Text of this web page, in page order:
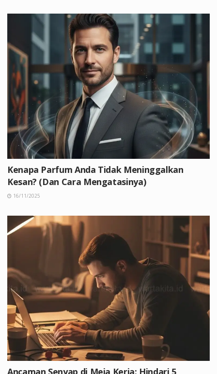
Kenapa Parfum Anda Tidak Meninggalkan
Kesan? (Dan Cara Mengatasinya)
16/11/2025
Ancaman Senyap di Meja Kerja: Hindari 5